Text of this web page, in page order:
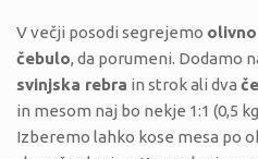
V večji posodi segrejemo
čebulo, da porumeni. Dodamo
svinjska rebra in strok ali dva
in mesom naj bo nekje 1:1 (0,5
Izberemo lahko kose mesa po